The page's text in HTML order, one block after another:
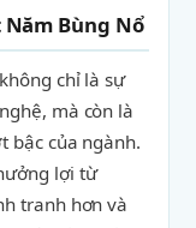
Năm Bùng Nổ
chỉ là sự
mà còn là
bậc của ngành.
lợi từ
tranh hơn và